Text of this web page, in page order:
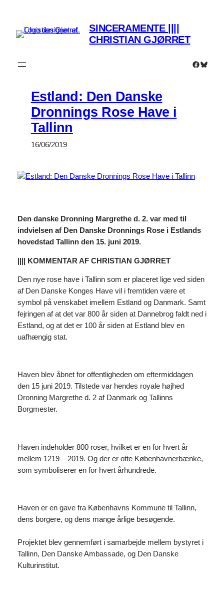
indhold
SINCERAMENTE ||||
CHRISTIAN GJØRRET
Estland: Den Danske
Dronnings Rose Have i
Tallinn
16/06/2019
Den danske Dronning Margrethe d. 2. var med til
indvielsen af Den Danske Dronnings Rose i Estlands
hovedstad Tallinn den 15. juni 2019.
|||| KOMMENTAR AF CHRISTIAN GJØRRET
Den nye rose have i Tallinn som er placeret lige ved siden
af Den Danske Konges Have vil i fremtiden være et
symbol på venskabet imellem Estland og Danmark. Samt
fejringen af at det var 800 år siden at Dannebrog faldt ned i
Estland, og at det er 100 år siden at Estland blev en
uafhængig stat.
Haven blev åbnet for offentligheden om eftermiddagen
den 15 juni 2019. Tilstede var hendes royale højhed
Dronning Margrethe d. 2 af Danmark og Tallinns
Borgmester.
Haven indeholder 800 roser, hvilket er en for hvert år
mellem 1219 – 2019. Og der er otte Københavnerbænke,
som symboliserer en for hvert århundrede.
Haven er en gave fra Københavns Kommune til Tallinn,
dens borgere, og dens mange årlige besøgende.
Projektet blev gennemført i samarbejde mellem bystyret i
Tallinn, Den Danske Ambassade, og Den Danske
Kulturinstitut.